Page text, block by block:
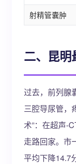
射精管囊肿
二、昆明
过去，前列腺
三腔导尿管，
术”：在超声-
走路回家。市
平均下降14.7